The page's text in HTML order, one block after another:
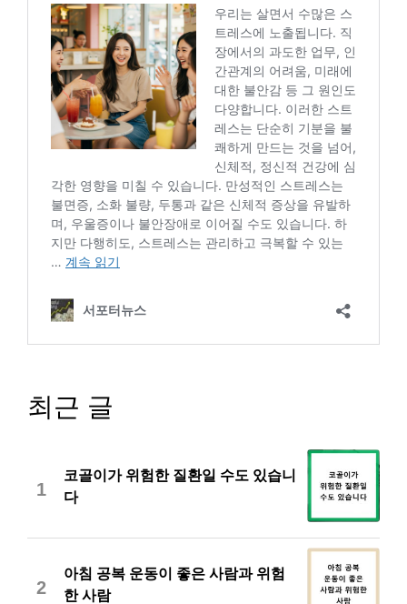
최근 글
1
코골이가 위험한 질환일 수도 있습니
다
2
아침 공복 운동이 좋은 사람과 위험
한 사람